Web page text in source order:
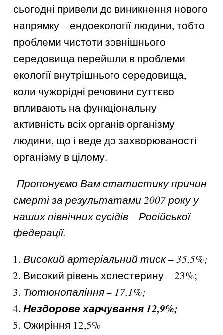
сьогодні привели до виникнення нового
напрямку – ендоекології людини, тобто
проблеми чистоти зовнішнього
середовища перейшли в проблеми
екології внутрішнього середовища,
коли чужорідні речовини суттєво
впливають на функціональну
активність всіх органів організму
людини, що і веде до захворюваності
організму в цілому.
Пропонуємо Вам статистику причин
смерті за результатами 2007 року у
наших північних сусідів – Російської
федерації.
Високий артеріальний тиск – 35,5%;
Високий рівень холестерину – 23%;
Тютюнопаління – 17,1%;
Нездорове харчування 12,9%;
Ожиріння 12,5%